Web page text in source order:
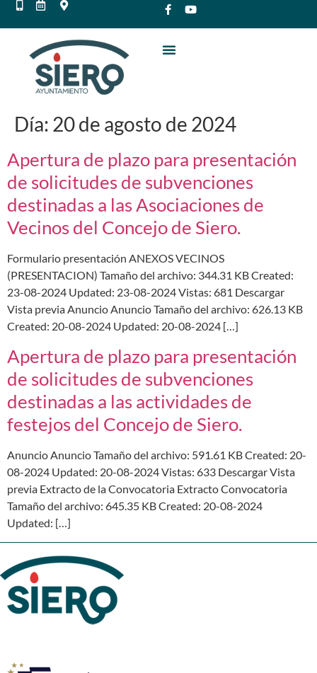
Día: 20 de agosto de 2024
Apertura de plazo para presentación
de solicitudes de subvenciones
destinadas a las Asociaciones de
Vecinos del Concejo de Siero.
Formulario presentación ANEXOS VECINOS
(PRESENTACION) Tamaño del archivo: 344.31 KB Created:
23-08-2024 Updated: 23-08-2024 Vistas: 681 Descargar
Vista previa Anuncio Anuncio Tamaño del archivo: 626.13 KB
Created: 20-08-2024 Updated: 20-08-2024 […]
Apertura de plazo para presentación
de solicitudes de subvenciones
destinadas a las actividades de
festejos del Concejo de Siero.
Anuncio Anuncio Tamaño del archivo: 591.61 KB Created: 20-
08-2024 Updated: 20-08-2024 Vistas: 633 Descargar Vista
previa Extracto de la Convocatoria Extracto Convocatoria
Tamaño del archivo: 645.35 KB Created: 20-08-2024
Updated: […]